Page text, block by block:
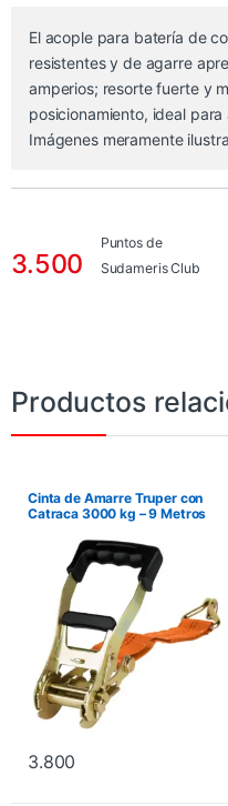
El acople para batería de
resistentes y de agarre
amperios; resorte fuerte y
posicionamiento, ideal
Imágenes meramente
3.500
Puntos de
Sudameris Club
Productos
Cinta de Amarre Truper con
Catraca 3000 kg – 9 Metros
3.800